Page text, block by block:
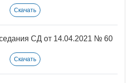
Скачать
СД от 14.04.2021 № 60
Скачать